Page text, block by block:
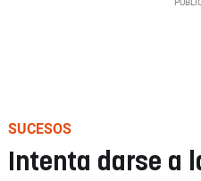
SUCESOS
Intenta darse a